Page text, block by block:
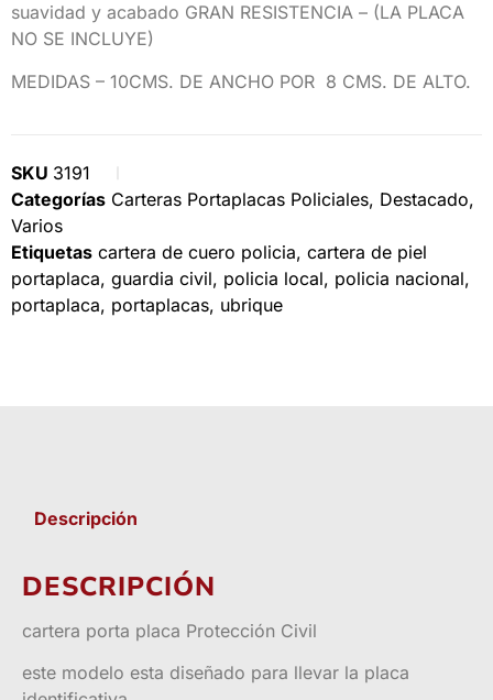
suavidad y acabado GRAN RESISTENCIA – (LA PLACA
NO SE INCLUYE)
MEDIDAS – 10CMS. DE ANCHO POR 8 CMS. DE ALTO.
SKU 3191
Categorías Carteras Portaplacas Policiales, Destacado,
Varios
Etiquetas cartera de cuero policia, cartera de piel
portaplaca, guardia civil, policia local, policia nacional,
portaplaca, portaplacas, ubrique
Descripción
DESCRIPCIÓN
cartera porta placa Protección Civil
este modelo esta diseñado para llevar la placa